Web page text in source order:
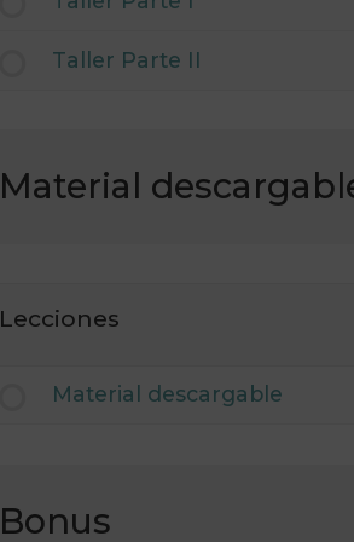
Taller Parte II
Material
Lecciones
Material descargable
Bonus